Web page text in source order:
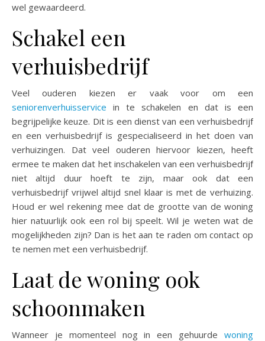
wel gewaardeerd.
Schakel een
verhuisbedrijf
Veel ouderen kiezen er vaak voor om een
seniorenverhuisservice in te schakelen en dat is een
begrijpelijke keuze. Dit is een dienst van een verhuisbedrijf
en een verhuisbedrijf is gespecialiseerd in het doen van
verhuizingen. Dat veel ouderen hiervoor kiezen, heeft
ermee te maken dat het inschakelen van een verhuisbedrijf
niet altijd duur hoeft te zijn, maar ook dat een
verhuisbedrijf vrijwel altijd snel klaar is met de verhuizing.
Houd er wel rekening mee dat de grootte van de woning
hier natuurlijk ook een rol bij speelt. Wil je weten wat de
mogelijkheden zijn? Dan is het aan te raden om contact op
te nemen met een verhuisbedrijf.
Laat de woning ook
schoonmaken
Wanneer je momenteel nog in een gehuurde woning